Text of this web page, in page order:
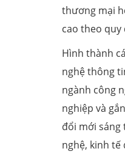
thương mại
cao theo quy
Hình thành
nghệ thông
ngành công
nghiệp và
đổi mới sáng
nghệ, kinh